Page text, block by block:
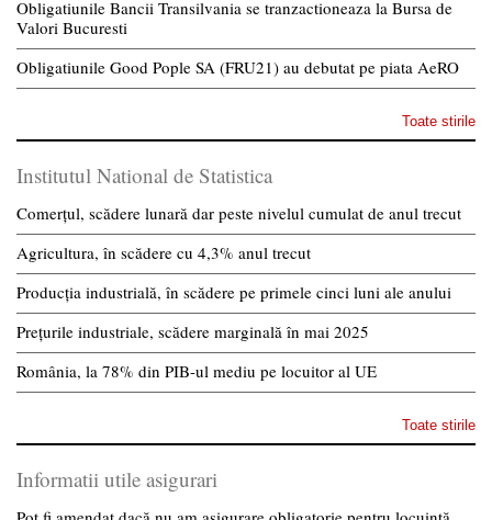
Obligatiunile Bancii Transilvania se tranzactioneaza la Bursa de
Valori Bucuresti
Obligatiunile Good Pople SA (FRU21) au debutat pe piata AeRO
Toate stirile
Institutul National de Statistica
Comerțul, scădere lunară dar peste nivelul cumulat de anul trecut
Agricultura, în scădere cu 4,3% anul trecut
Producția industrială, în scădere pe primele cinci luni ale anului
Prețurile industriale, scădere marginală în mai 2025
România, la 78% din PIB-ul mediu pe locuitor al UE
Toate stirile
Informatii utile asigurari